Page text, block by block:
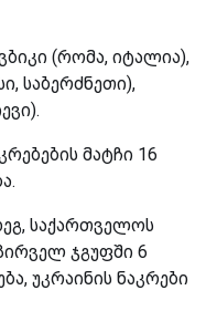
(რომა, იტალია),
საბერძნეთი),
მატჩი 16
საქართველოს
ჯგუფში 6
უკრაინის ნაკრები